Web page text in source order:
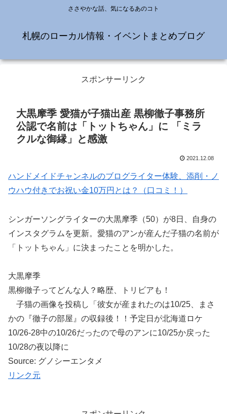
ささやかな話、気になるあのコト
札幌のローカル情報・イベントまとめブログ
スポンサーリンク
大黒摩季 愛猫が子猫出産 黒柳徹子事務所
公認で名前は「トットちゃん」に 「ミラ
クルな御縁」と感激
2021.12.08
ハンドメイドチャンネルのブログライター体験、添削・ノ
ウハウ付きでお祝い金10万円とは？（口コミ！）
シンガーソングライターの大黒摩季（50）が8日、自身の
インスタグラムを更新。愛猫のアンが産んだ子猫の名前が
「トットちゃん」に決まったことを明かした。
大黒摩季
黒柳徹子ってどんな人？略歴、トリビアも！
子猫の画像を投稿し「彼女が産まれたのは10/25、まさ
かの『徹子の部屋』の収録後！！予定日が北海道ロケ
10/26-28中の10/26だったので母のアンに10/25か戻った
10/28の夜以降に
Source: グノシーエンタメ
リンク元